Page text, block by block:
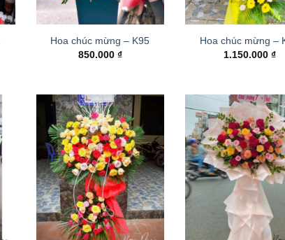
Hoa chúc mừng – K95
850.000 ₫
Hoa chúc mừng –
1.150.000 ₫